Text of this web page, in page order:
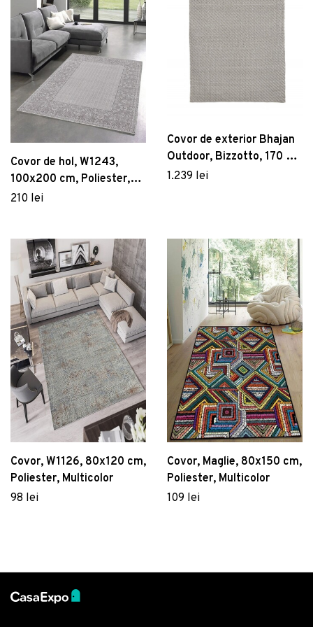
Covor de hol, W1243,
100x200 cm, Poliester,
Multicolor
210 lei
Covor de exterior Bhajan
Outdoor, Bizzotto, 170 x
240 cm, polipropilena,
1.239 lei
Covor, W1126, 80x120 cm,
Poliester, Multicolor
98 lei
Covor, Maglie, 80x150 cm,
Poliester, Multicolor
109 lei